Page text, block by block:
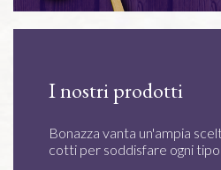
I nostri prodotti
Bonazza vanta un'ampia
cotti per soddisfare ogni tipo